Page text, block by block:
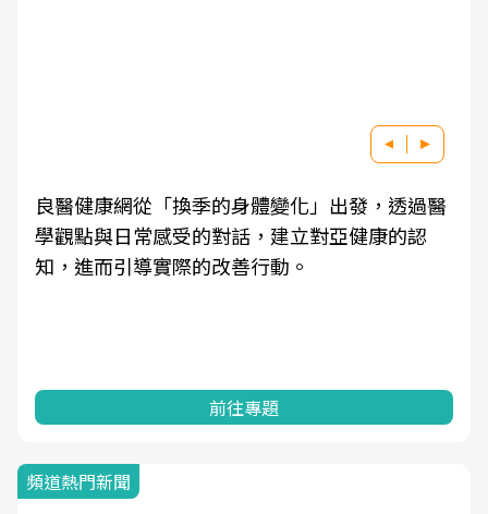
良醫健康網從「換季的身體變化」出發，透過醫
學觀點與日常感受的對話，建立對亞健康的認
知，進而引導實際的改善行動。
前往專題
頻道熱門新聞